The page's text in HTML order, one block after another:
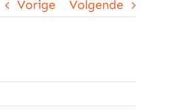
Vorige Volgende